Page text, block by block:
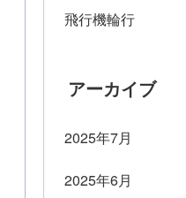
飛行機輪行
アーカイブ
2025年7月
2025年6月